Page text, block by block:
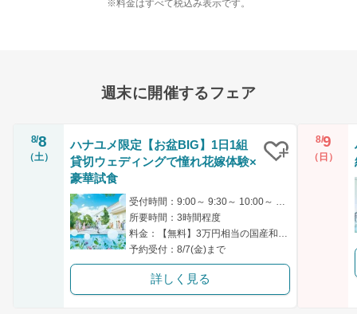
※料金はすべて税込み表示です。
週末に開催するフェア
8/8
（土）
ハナユメ限定【お盆BIG】1日1組
貸切ウェディングで憧れ花嫁体験×
豪華試食
受付時間：9:00～ 9:30～ 10:00～ 14:30～ 18:00～
所要時間：3時間程度
料金：【無料】3万円相当の国産和牛＆オマール海老コース試食付
予約受付：8/7(金)まで
詳しく見る
8/9
（日）